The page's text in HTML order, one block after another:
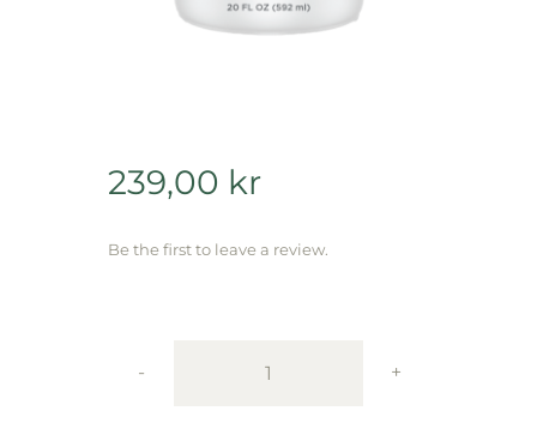
239,00 kr
Be the first to leave a review.
Tropiclean